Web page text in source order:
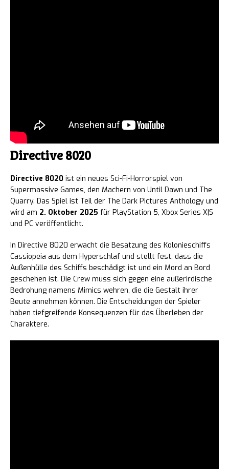
Directive 8020
Directive 8020 ist ein neues Sci-Fi-Horrorspiel von
Supermassive Games, den Machern von Until Dawn und The
Quarry. Das Spiel ist Teil der The Dark Pictures Anthology und
wird am 2. Oktober 2025 für PlayStation 5, Xbox Series X|S
und PC veröffentlicht.
In Directive 8020 erwacht die Besatzung des Kolonieschiffs
Cassiopeia aus dem Hyperschlaf und stellt fest, dass die
Außenhülle des Schiffs beschädigt ist und ein Mord an Bord
geschehen ist. Die Crew muss sich gegen eine außerirdische
Bedrohung namens Mimics wehren, die die Gestalt ihrer
Beute annehmen können. Die Entscheidungen der Spieler
haben tiefgreifende Konsequenzen für das Überleben der
Charaktere.